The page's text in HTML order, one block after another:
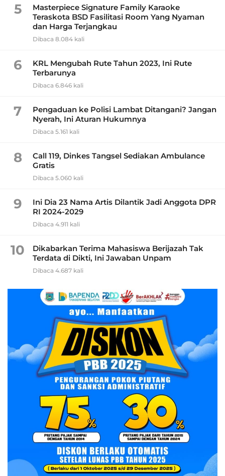
5
Masterpiece Signature Family Karaoke
Teraskota BSD Fasilitasi Room Yang Nyaman
dan Harga Terjangkau
Dibaca 8.084 kali
6
KRL Mengubah Rute Tahun 2023, Ini Rute
Terbarunya
Dibaca 6.846 kali
7
Pengaduan ke Polisi Lambat Ditangani? Jangan
Nyerah, Ini Aturan Hukumnya
Dibaca 5.161 kali
8
Call 119, Dinkes Tangsel Sediakan Ambulance
Gratis
Dibaca 5.060 kali
9
Ini Dia 23 Nama Artis Dilantik Jadi Anggota DPR
RI 2024-2029
Dibaca 4.911 kali
10
Dikabarkan Terima Mahasiswa Berijazah Tak
Terdata di Dikti, Ini Jawaban Unpam
Dibaca 4.687 kali